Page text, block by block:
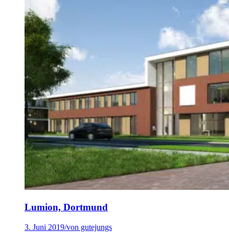
Lumion, Dortmund
3. Juni 2019/von gutejungs